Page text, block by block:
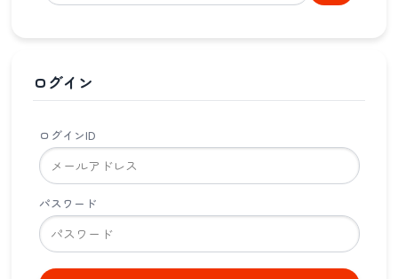
ログイン
ログインID
パスワード